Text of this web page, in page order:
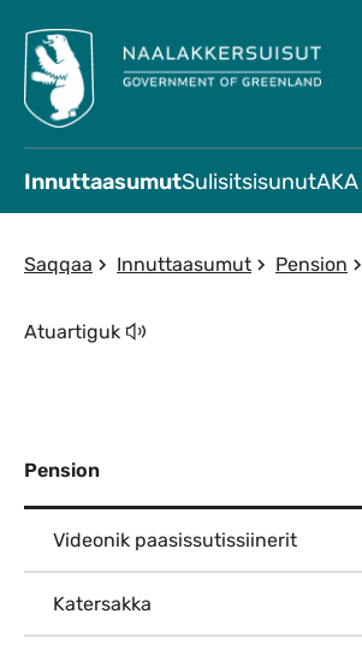
InnuttaasumutSulisitsisunut
Saqqaa Innuttaasumut Pension
Atuartiguk
Pension
Videonik paasissutissiinerit
Katersakka